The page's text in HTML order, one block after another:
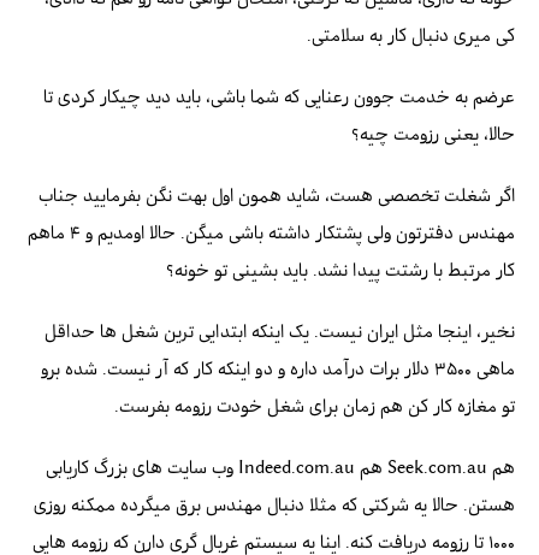
کی میری دنبال کار به سلامتی.
عرضم به خدمت جوون رعنایی که شما باشی، باید دید چیکار کردی تا
حالا، یعنی رزومت چیه؟
اگر شغلت تخصصی هست، شاید همون اول بهت نگن بفرمایید جناب
مهندس دفترتون ولی پشتکار داشته باشی میگن. حالا اومدیم و ۴ ماهم
کار مرتبط با رشتت پیدا نشد. باید بشینی تو خونه؟
نخیر، اینجا مثل ایران نیست. یک اینکه ابتدایی ترین شغل ها حداقل
ماهی ۳۵۰۰ دلار برات درآمد داره و دو اینکه کار که آر نیست. شده برو
تو مغازه کار کن هم زمان برای شغل خودت رزومه بفرست.
هم Seek.com.au هم Indeed.com.au وب سایت های بزرگ کاریابی
هستن. حالا یه شرکتی که مثلا دنبال مهندس برق میگرده ممکنه روزی
۱۰۰۰ تا رزومه دریافت کنه. اینا یه سیستم غربال گری دارن که رزومه هایی